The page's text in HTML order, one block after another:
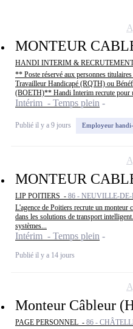
MONTEUR
HANDI INTERIM &
** Poste réservé aux personnes
Travailleur Handicapé (RQTH) ou
(BOETH)** Handi Interim recrute pour
Intérim - Temps plein
Publié il y a 9 jours Employeur
MONTEUR
LIP POITIERS - 86 - NEUVILLE-
L'agence de Poitiers recrute un monteur
dans les solutions de transport
systèmes...
Intérim - Temps plein
Publié il y a 14 jours
Monteur Câbleur
PAGE PERSONNEL - 86 -